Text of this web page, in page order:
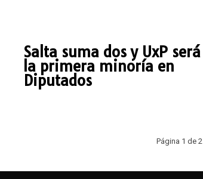
Salta suma dos y UxP será
la primera minoría en
Diputados
Página 1 de 2